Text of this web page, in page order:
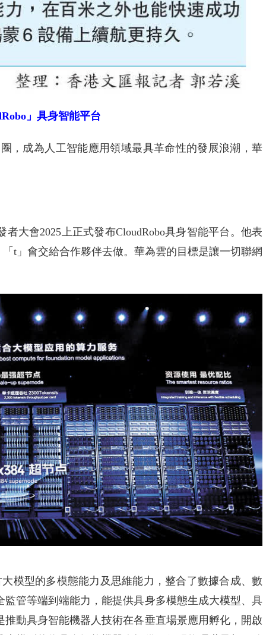
」具身智能平台
，成為人工智能應用領域最具革命性的發展浪潮，華
大會2025上正式發布CloudRobo具身智能平台。他表
t」會交給合作夥伴去做。華為雲的目標是讓一切聯網
模型的多模態能力及思維能力，整合了數據合成、數
管等端到端能力，能提供具身多模態生成大模型、具
動具身智能機器人技術在各垂直場景應用孵化，開啟